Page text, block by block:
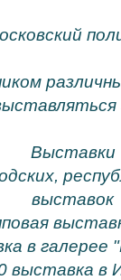
Выставки
выставок
в
выставка в